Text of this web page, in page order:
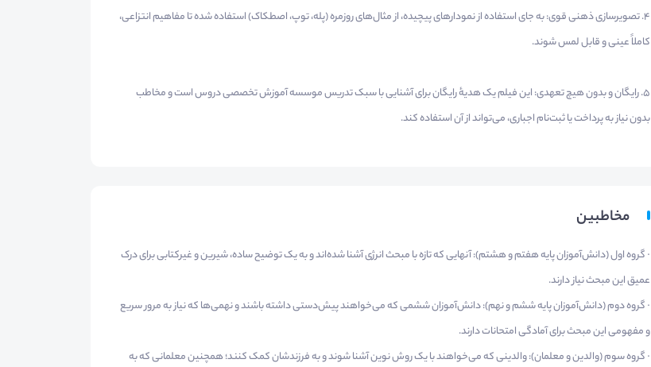
۴. تصویرسازی ذهنی قوی: به جای استفاده از نمودارهای پیچیده، از مثال‌های روزمره (پله، توپ، اصطکاک) استفاده شده تا مفاهیم انتزاعی،
کاملاً عینی و قابل لمس شوند.
۵. رایگان و بدون هیچ تعهدی: این فیلم یک هدیهٔ رایگان برای آشنایی با سبک تدریس موسسه آموزش تخصصی دروس است و مخاطب
بدون نیاز به پرداخت یا ثبت‌نام اجباری، می‌تواند از آن استفاده کند.
مخاطبین
· گروه اول (دانش‌آموزان پایه هفتم و هشتم): آنهایی که تازه با مبحث انرژی آشنا شده‌اند و به یک توضیح ساده، شیرین و غیرکتابی برای درک
عمیق این مبحث نیاز دارند.
· گروه دوم (دانش‌آموزان پایه ششم و نهم): دانش‌آموزان ششمی که می‌خواهند پیش‌دستی داشته باشند و نهمی‌ها که نیاز به مرور سریع
و مفهومی این مبحث برای آمادگی امتحانات دارند.
· گروه سوم (والدین و معلمان): والدینی که می‌خواهند با یک روش نوین آشنا شوند و به فرزندشان کمک کنند؛ همچنین معلمانی که به